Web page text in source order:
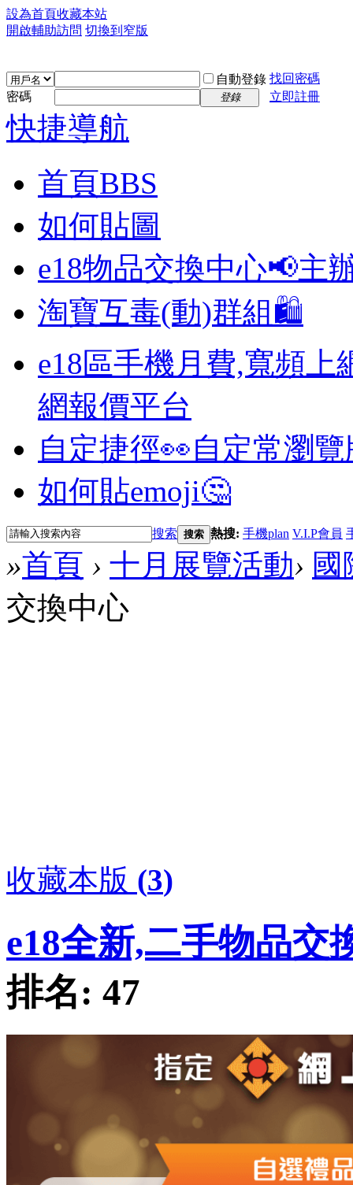
設為首頁收藏本站
開啟輔助訪問 切換到窄版
自動登錄 找回密碼
密碼
登錄 立即註冊
快捷導航
首頁BBS
如何貼圖
e18物品交換中心📢主
淘寶互毒(動)群組🛍️
e18區手機月費,寬頻上
網報價平台
自定捷徑👀自定常瀏
如何貼emoji🤔
搜索 搜索 熱搜: 手機plan V.I.P會員
»首頁 › 十月展覽活動› 國
交換中心
收藏本版 (3)
e18全新,二手物品交
排名: 47